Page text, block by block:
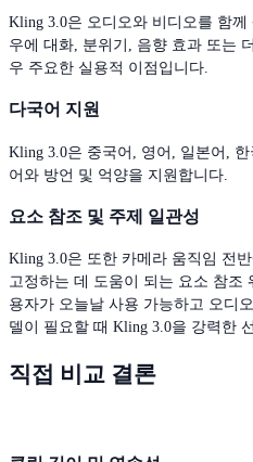
Kling 3.0은 오디오와 비디오를 함
우에 대화, 분위기, 음향 효과 또는
우 주요한 실용적 이점입니다.
다국어 지원
Kling 3.0은 중국어, 영어, 일본어,
어와 방언 및 억양을 지원합니다.
요소 참조 및 주제 일관성
Kling 3.0은 또한 카메라 움직임 전
고정하는 데 도움이 되는 요소 참조
용자가 오늘날 사용 가능하고 오디
델이 필요할 때 Kling 3.0을 강력한
직접 비교 결론